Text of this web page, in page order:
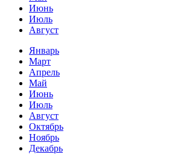
Июнь
Июль
Август
Январь
Март
Апрель
Май
Июнь
Июль
Август
Октябрь
Ноябрь
Декабрь